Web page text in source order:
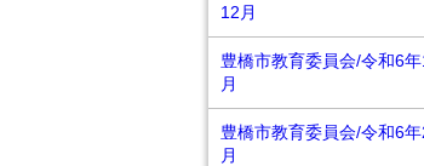
12月
豊橋市教育委員会/令和6年
月
豊橋市教育委員会/令和6年
月